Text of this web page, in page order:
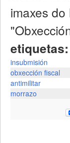
imaxes
etiquetas:
insubmisión
obxección fiscal
antimilitar
morrazo